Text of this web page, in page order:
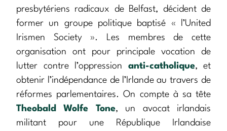
presbytériens radicaux de Belfast, décident de
former un groupe politique baptisé « l’United
Irismen Society ». Les membres de cette
organisation ont pour principale vocation de
lutter contre l’oppression anti-catholique, et
obtenir l’indépendance de l’Irlande au travers de
réformes parlementaires. On compte à sa tête
Theobald Wolfe Tone, un avocat irlandais
militant pour une République Irlandaise